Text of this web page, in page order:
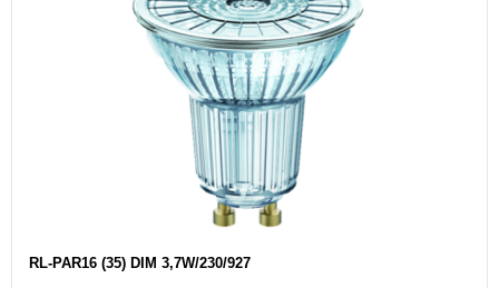
RL-PAR16 (35) DIM 3,7W/230/927